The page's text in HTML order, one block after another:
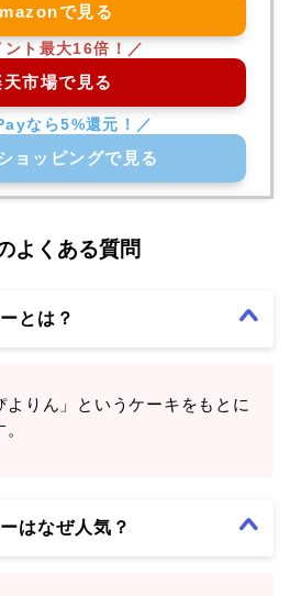
で見る
天市場で見る
ョッピングで見る
よくある質問
とは？
よりん」というケーキをもとに
はなぜ人気？